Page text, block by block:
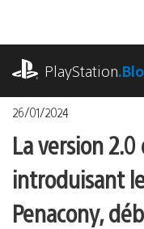
contenu
PlayStation
26/01/2024
La version
introduisant
Penacony,